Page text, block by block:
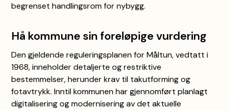
begrenset handlingsrom for nybygg.
Hå kommune sin foreløpige vurdering
Den gjeldende reguleringsplanen for Måltun, vedtatt i
1968, inneholder detaljerte og restriktive
bestemmelser, herunder krav til takutforming og
fotavtrykk. Inntil kommunen har gjennomført planlagt
digitalisering og modernisering av det aktuelle